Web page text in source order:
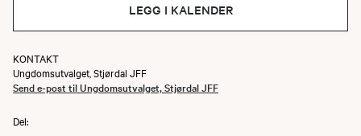
LEGG I KALENDER
KONTAKT
Ungdomsutvalget, Stjørdal JFF
Send e-post til Ungdomsutvalget, Stjørdal JFF
Del: